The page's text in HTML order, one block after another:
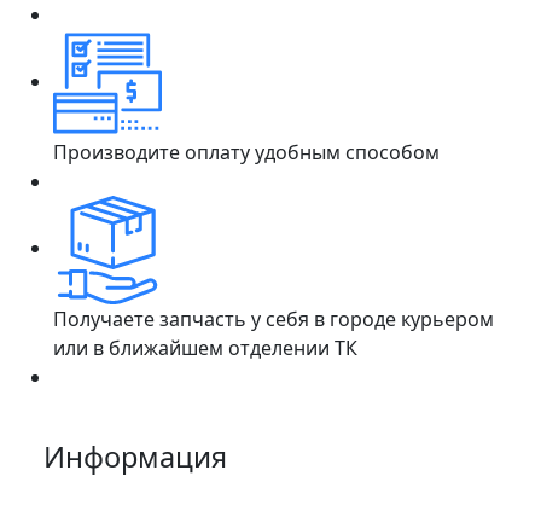
Производите оплату удобным способом
Получаете запчасть у себя в городе курьером
или в ближайшем отделении ТК
Информация